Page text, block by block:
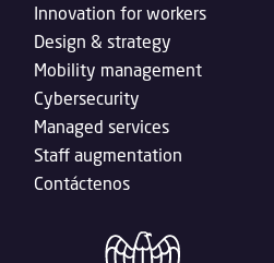
Innovation for workers
Design & strategy
Mobility management
Cybersecurity
Managed services
Staff augmentation
Contáctenos